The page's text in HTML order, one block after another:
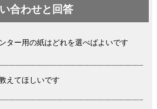
合わせと回答
ター用の紙はどれを選べばよいです
えてほしいです